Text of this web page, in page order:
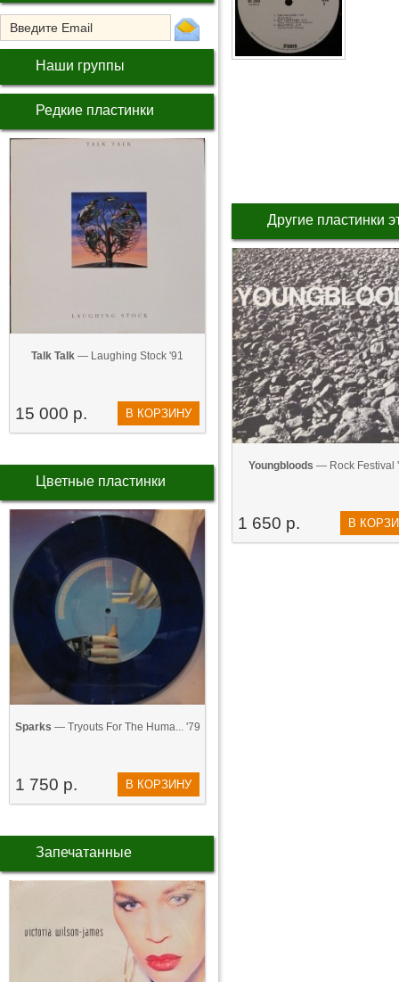
Наши группы
Редкие пластинки
Talk Talk — Laughing Stock '91
15 000 р. В КОРЗИНУ
Цветные пластинки
Sparks — Tryouts For The Huma... '79
1 750 р. В КОРЗИНУ
Запечатанные
Другие пластинки
Youngbloods — Rock Festival
1 650 р. В